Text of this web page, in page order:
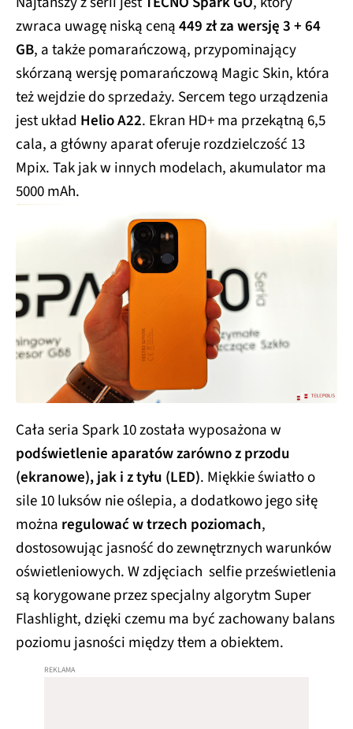
zwraca uwagę niską ceną449 zł za wersję 3 + 64
GB, a także pomarańczową, przypominający
skórzaną wersję pomarańczową Magic Skin, która
też wejdzie do sprzedaży. Sercem tego urządzenia
jest układ Helio A22. Ekran HD+ ma przekątną 6,5
cala, a główny aparat oferuje rozdzielczość 13
Mpix. Tak jak w innych modelach, akumulator ma
5000 mAh.
Cała seria Spark 10 została wyposażona w
podświetlenie aparatów zarówno z przodu
(ekranowe), jak i z tyłu (LED). Miękkie światło o
sile 10 luksów nie oślepia, a dodatkowo jego siłę
można regulować w trzech poziomach,
dostosowując jasność do zewnętrznych warunków
oświetleniowych. W zdjęciach selfie prześwietlenia
są korygowane przez specjalny algorytm Super
Flashlight, dzięki czemu ma być zachowany balans
poziomu jasności między tłem a obiektem.